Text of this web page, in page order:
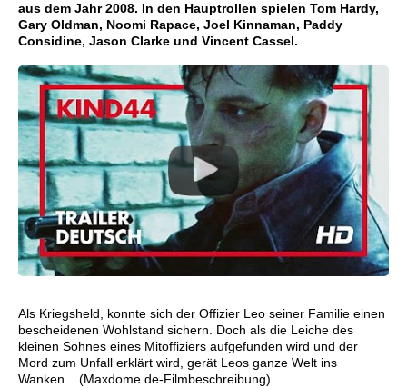
aus dem Jahr 2008. In den Hauptrollen spielen Tom Hardy,
Gary Oldman, Noomi Rapace, Joel Kinnaman, Paddy
Considine, Jason Clarke und Vincent Cassel.
Als Kriegsheld, konnte sich der Offizier Leo seiner Familie einen
bescheidenen Wohlstand sichern. Doch als die Leiche des
kleinen Sohnes eines Mitoffiziers aufgefunden wird und der
Mord zum Unfall erklärt wird, gerät Leos ganze Welt ins
Wanken... (Maxdome.de-Filmbeschreibung)